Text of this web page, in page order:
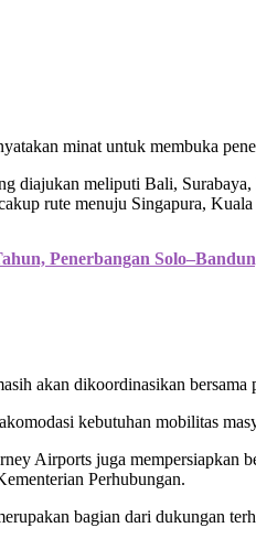
minat untuk membuka
diajukan meliputi Bali,
rute menuju Singapura,
Penerbangan
akan dikoordinasikan
kebutuhan mobilitas
Airports juga mempersiapkan
Perhubungan.
bagian dari dukungan